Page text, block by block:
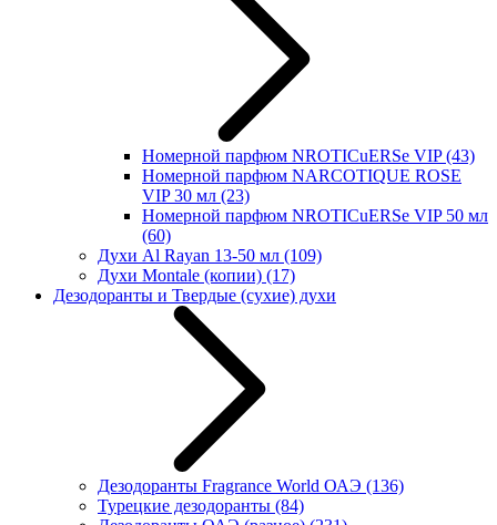
Номерной парфюм NROTICuERSe VIP(43)
Номерной парфюм NARCOTIQUE ROSE
VIP 30 мл (23)
Номерной парфюм NROTICuERSe VIP 50 мл
(60)
Духи Al Rayan 13-50 мл (109)
Духи Montale (копии) (17)
Дезодоранты и Твердые (сухие) духи
Дезодоранты Fragrance World ОАЭ (136)
Турецкие дезодоранты (84)